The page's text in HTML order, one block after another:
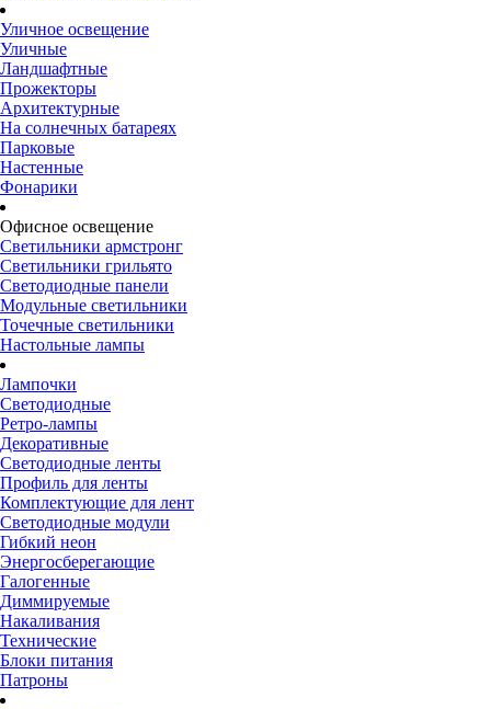
Уличное освещение
Уличные
Ландшафтные
Прожекторы
Архитектурные
На солнечных батареях
Парковые
Настенные
Фонарики
Офисное освещение
Светильники армстронг
Светильники грильято
Светодиодные панели
Модульные светильники
Точечные светильники
Настольные лампы
Лампочки
Светодиодные
Ретро-лампы
Декоративные
Светодиодные ленты
Профиль для ленты
Комплектующие для лент
Светодиодные модули
Гибкий неон
Энергосберегающие
Галогенные
Диммируемые
Накаливания
Технические
Блоки питания
Патроны